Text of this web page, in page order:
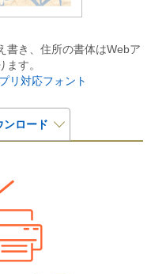
書き、住所の書体はWebア
ます。
リ対応フォント
ンロード